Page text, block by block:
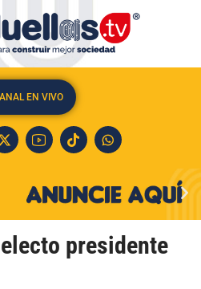
EN VIVO
presidente